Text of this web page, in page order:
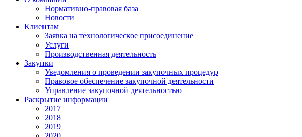
Нормативно-правовая база
Новости
Клиентам
Заявка на технологическое присоединение
Услуги
Производственная деятельность
Закупки
Уведомления о проведении закупочных процедур
Правовое обеспечение закупочной деятельности
Управление закупочной деятельностью
Раскрытие информации
2017
2018
2019